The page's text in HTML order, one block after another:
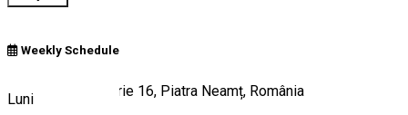
Weekly Schedule
Luni
Piața 22 Decembrie 16, Piatra Neamț, România